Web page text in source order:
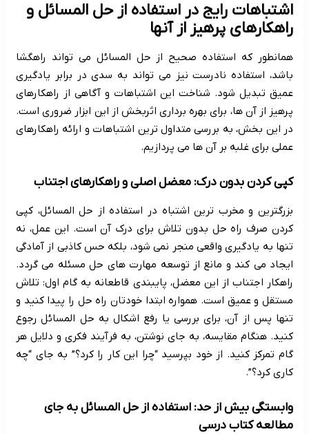
اشتباهات رایج در استفاده از حل المسائل و
راهکارهای پرهیز از آنها
همانطور که استفاده صحیح از حل المسائل می تواند راهگشا
باشد، استفاده نادرست نیز می تواند به سدی در برابر یادگیری
عمیق تبدیل شود. شناخت این اشتباهات و آگاهی از راهکارهای
پرهیز از آن ها، برای بهره برداری اثربخش از این ابزار ضروری است.
در این بخش، به بررسی متداول ترین اشتباهات و ارائه راهکارهای
عملی برای غلبه بر آن ها می پردازیم.
کپی کردن بدون درک: معضل اصلی و راهکارهای اجتناب
بزرگترین و مخرب ترین اشتباه در استفاده از حل المسائل، کپی
کردن صرف راه حل بدون تلاش برای درک آن است. این عمل، نه
تنها به یادگیری واقعی منجر نمی شود، بلکه حس کاذبی از آمادگی
ایجاد می کند و مانع از توسعه مهارت های حل مسئله می گردد.
راهکار اجتناب از این معضل، پایبندی قاطعانه به گام اول: تلاش
مستقل و عمیق است. همواره ابتدا خودتان راه حل را پیدا کنید و
تنها پس از آن، برای بررسی یا رفع اشکال به حل المسائل رجوع
کنید. هنگام مقایسه، به جای نوشتن، به فرآیند فکری و دلایل هر
گام تمرکز کنید. از خود بپرسید “چرا این کار را کرد؟” به جای “چه
کاری کرد؟”.
وابستگی بیش از حد: استفاده از حل المسائل به جای
مطالعه کتاب درسی